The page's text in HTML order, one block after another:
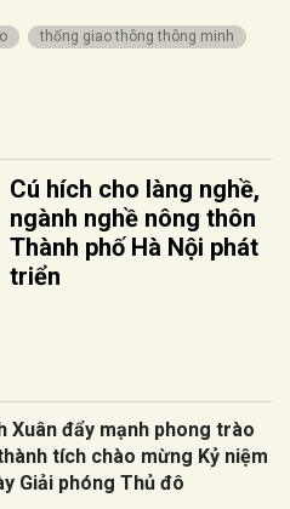
thống giao thông thông minh
Cú hích cho làng nghề,
ngành nghề nông thôn
Thành phố Hà Nội phát
triển
Xuân đẩy mạnh phong trào
tích chào mừng Kỷ niệm
Giải phóng Thủ đô